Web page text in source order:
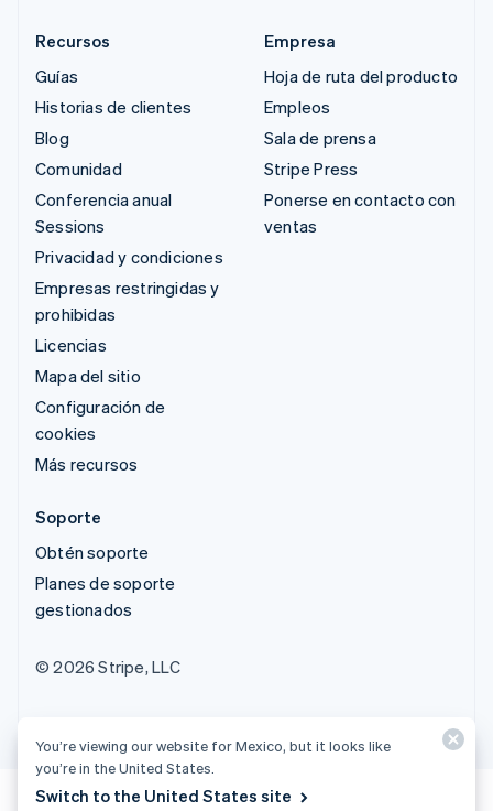
Recursos
Guías
Historias de clientes
Blog
Comunidad
Conferencia anual
Sessions
Privacidad y condiciones
Empresas restringidas y
prohibidas
Licencias
Mapa del sitio
Configuración de
cookies
Más recursos
Empresa
Hoja de ruta del producto
Empleos
Sala de prensa
Stripe Press
Ponerse en contacto con
ventas
Soporte
Obtén soporte
Planes de soporte
gestionados
© 2026 Stripe, LLC
You’re viewing our website for Mexico, but it looks like
you’re in the United States.
Switch to the United States site